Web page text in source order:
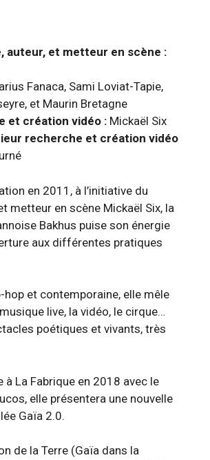
auteur, et metteur en scène :
Fanaca, Sami Loviat-Tapie,
et Maurin Bretagne
et création vidéo : Mickaël Six
recherche et création vidéo
en 2011, à l’initiative du
metteur en scène Mickaël Six, la
Bakhus puise son énergie
aux différentes pratiques
hop et contemporaine, elle mêle
live, la vidéo, le cirque…
poétiques et vivants, très
à La Fabrique en 2018 avec le
elle présentera une nouvelle
Gaïa 2.0.
de la Terre (Gaïa dans la